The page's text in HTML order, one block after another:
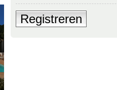
Registreren